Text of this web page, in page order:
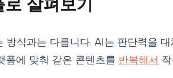
살펴보기
식과는 다릅니다. AI는 판단력을
폼에 맞춰 같은 콘텐츠를 반복해서